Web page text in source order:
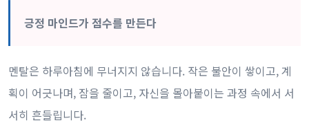
긍정 마인드가 점수를 만든다
멘탈은 하루아침에 무너지지 않습니다. 작은 불안이 쌓이고, 계
획이 어긋나며, 잠을 줄이고, 자신을 몰아붙이는 과정 속에서 서
서히 흔들립니다.